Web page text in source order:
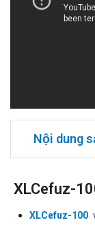
Nội dung
XLCefuz-
XLCefuz-100